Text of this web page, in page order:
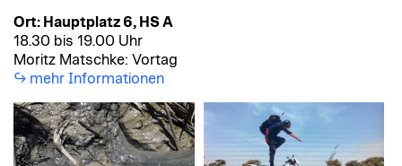
Ort: Hauptplatz 6, HS A
18.30 bis 19.00 Uhr
Moritz Matschke: Vortag
mehr Informationen